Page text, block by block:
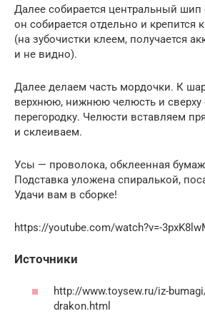
Далее собирается центральный
он собирается отдельно и крепится
(на зубочистки клеем, получается
и не видно).
Далее делаем часть мордочки. К
верхнюю, нижнюю челюсть и
перегородку. Челюсти вставляем
и склеиваем.
Усы — проволока, обклеенная
Подставка уложена спиралькой,
Удачи вам в сборке!
https://youtube.com/watch?v=-
Источники
http://www.toysew.ru/iz-
drakon.html